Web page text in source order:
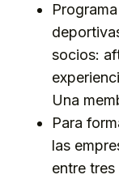
socios:
Una
Para
las
entre tres